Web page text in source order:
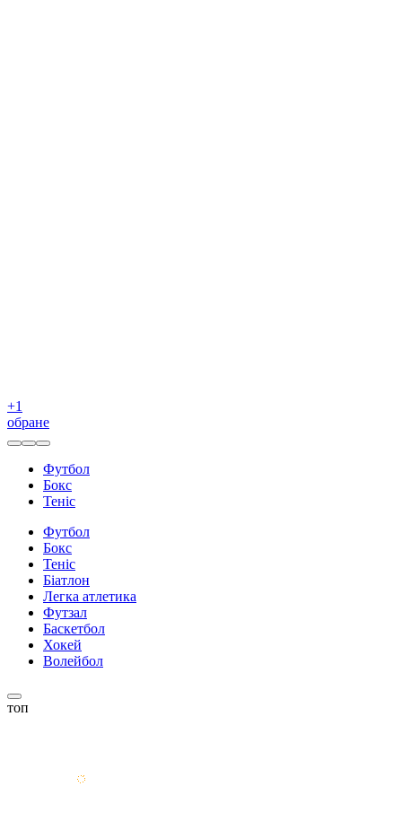
+1
обране
Футбол
Бокс
Теніс
Футбол
Бокс
Теніс
Біатлон
Легка атлетика
Футзал
Баскетбол
Хокей
Волейбол
топ